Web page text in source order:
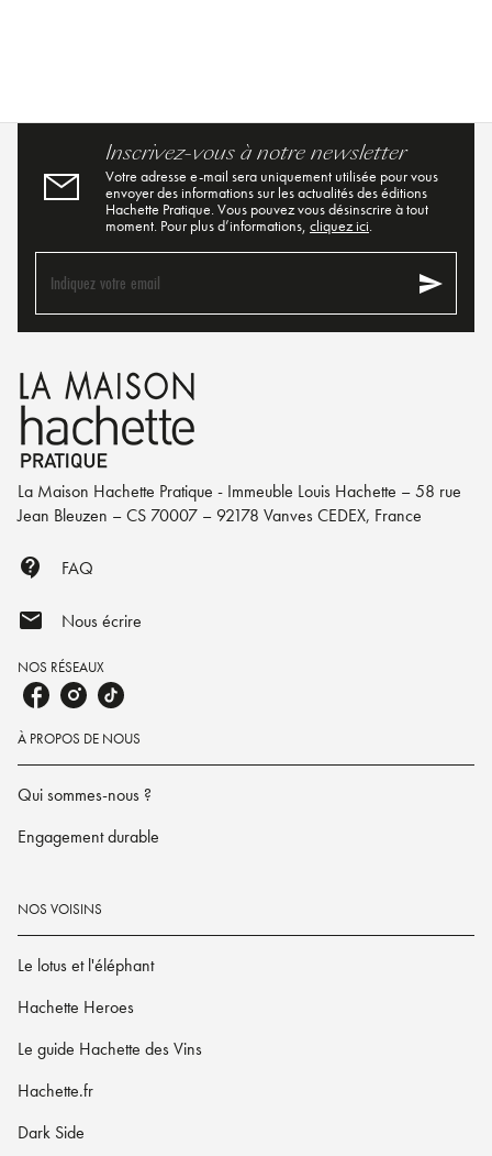
Inscrivez-vous à notre newsletter
Votre adresse e-mail sera uniquement utilisée pour vous
envoyer des informations sur les actualités des éditions
Hachette Pratique. Vous pouvez vous désinscrire à tout
moment. Pour plus d’informations, cliquez ici.
Indiquez votre email send
La Maison Hachette Pratique - Immeuble Louis Hachette – 58 rue
Jean Bleuzen – CS 70007 – 92178 Vanves CEDEX, France
contact_support FAQ
mail Nous écrire
NOS RÉSEAUX
À PROPOS DE NOUS
Qui sommes-nous ?
Engagement durable
NOS VOISINS
Le lotus et l'éléphant
Hachette Heroes
Le guide Hachette des Vins
Hachette.fr
Dark Side